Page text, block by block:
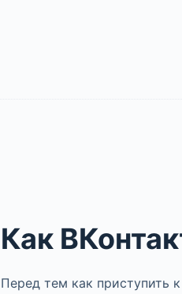
Как
Перед тем как приступить